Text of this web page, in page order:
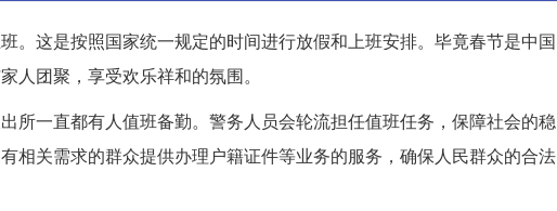
。这是按照国家统一规定的时间进行放假和上班安排。毕竟春节是中国
人团聚，享受欢乐祥和的氛围。
所一直都有人值班备勤。警务人员会轮流担任值班任务，保障社会的稳
相关需求的群众提供办理户籍证件等业务的服务，确保人民群众的合法